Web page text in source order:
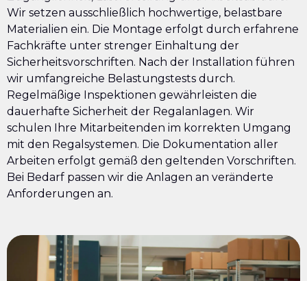
Wir setzen ausschließlich hochwertige, belastbare
Materialien ein. Die Montage erfolgt durch erfahrene
Fachkräfte unter strenger Einhaltung der
Sicherheitsvorschriften. Nach der Installation führen
wir umfangreiche Belastungstests durch.
Regelmäßige Inspektionen gewährleisten die
dauerhafte Sicherheit der Regalanlagen. Wir
schulen Ihre Mitarbeitenden im korrekten Umgang
mit den Regalsystemen. Die Dokumentation aller
Arbeiten erfolgt gemäß den geltenden Vorschriften.
Bei Bedarf passen wir die Anlagen an veränderte
Anforderungen an.